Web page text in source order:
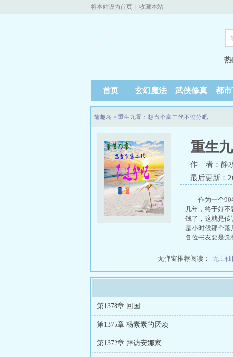
将本站设为首页 收藏本站
热
首页 玄幻魔法 武侠修真 都
笔趣岛 > 重生九零：想当个富二代不过分吧
重生
作 者：静
最后更新：
作为一个90
几年，终于好
钱了，这就是传
是小时候那个落
各位书友要是觉
无弹窗推荐阅读： 无上仙
第1378章 回国
第1375章 杨素素的厌烦
第1372章 拜访安娜家